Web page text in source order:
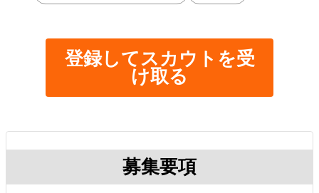
登録してスカウトを受
け取る
募集要項